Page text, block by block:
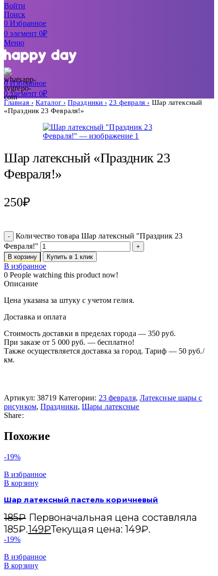
Войти
Поиск
0Избранное
0элемент 0₽
Меню
0Избранное
0элемент 0₽
Главная Каталог Праздники 23 февраля
Шар латексный
«Праздник 23 Февраля!»
Шар латексный «Праздник 23
Февраля!»
250₽
Количество товара Шар латексный "Праздник 23
Февраля!"
В корзину Купить в 1 клик
В избранное
0 People watching this product now!
Описание
Цена указана за штуку с учетом гелия.
Доставка и оплата
Стоимость доставки в пределах города — 350 руб.
При заказе от 5 000 руб. — бесплатно!
Также осуществляется доставка за город. Тариф — 50 руб./
км.
Артикул: 38719 Категории: 23 февраля, Латексные шары с
рисунком, Праздники, Шары латексные
Share:
Похожие
-19%
В избранное
В корзину
Шар латексный пастель коричневый
185₽ Первоначальная цена составляла
185₽.149₽Текущая цена: 149₽.
-19%
В избранное
В корзину